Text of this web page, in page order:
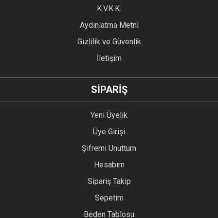
Ürün fiyatı diğer sitelerden daha pahalı.
GÖNDER
K.V.K.K.
Aydınlatma Metni
Gizlilik ve Güvenlik
İletişim
SİPARİŞ
Yeni Üyelik
Üye Girişi
Şifremi Unuttum
Hesabım
Sipariş Takip
Sepetim
Beden Tablosu